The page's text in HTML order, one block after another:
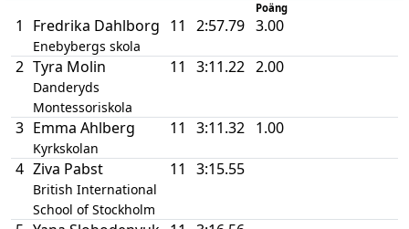
Poäng
1 Fredrika Dahlborg
Enebybergs skola
11 2:57.79 3.00
2 Tyra Molin
Danderyds
Montessoriskola
11 3:11.22 2.00
3 Emma Ahlberg
Kyrkskolan
11 3:11.32 1.00
4 Ziva Pabst
British International
School of Stockholm
11 3:15.55